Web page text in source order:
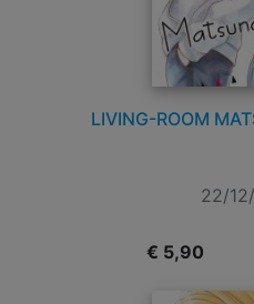
LIVING-ROOM
22/
€ 5,90